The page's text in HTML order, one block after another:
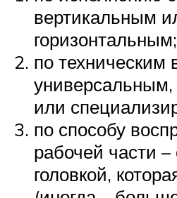
вертикальным
горизонтальным;
по техническим
или
по способу
рабочей части –
головкой,